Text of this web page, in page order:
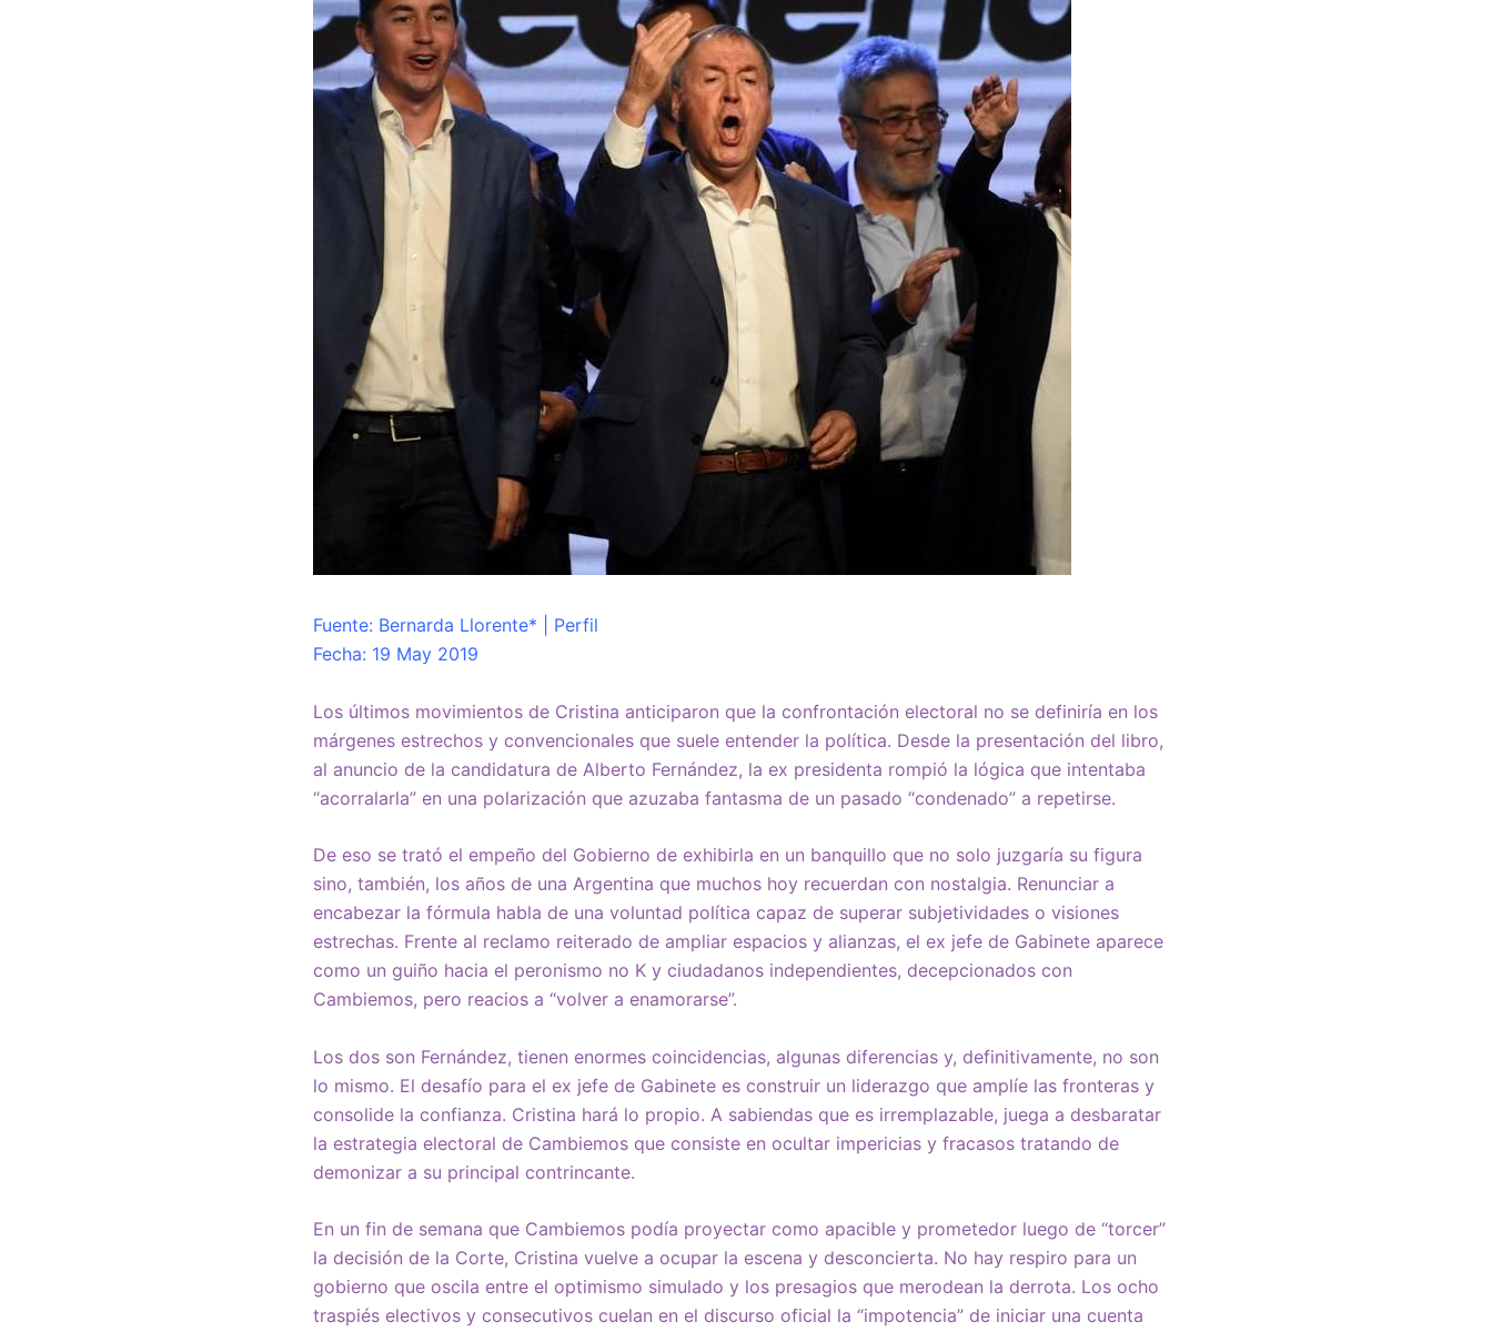
Fuente: Bernarda Llorente* | Perfil
Fecha: 19 May 2019
Los últimos movimientos de Cristina anticiparon que la confrontación electoral no se definiría en los
márgenes estrechos y convencionales que suele entender la política. Desde la presentación del libro,
al anuncio de la candidatura de Alberto Fernández, la ex presidenta rompió la lógica que intentaba
“acorralarla” en una polarización que azuzaba fantasma de un pasado “condenado” a repetirse.
De eso se trató el empeño del Gobierno de exhibirla en un banquillo que no solo juzgaría su figura
sino, también, los años de una Argentina que muchos hoy recuerdan con nostalgia. Renunciar a
encabezar la fórmula habla de una voluntad política capaz de superar subjetividades o visiones
estrechas. Frente al reclamo reiterado de ampliar espacios y alianzas, el ex jefe de Gabinete aparece
como un guiño hacia el peronismo no K y ciudadanos independientes, decepcionados con
Cambiemos, pero reacios a “volver a enamorarse”.
Los dos son Fernández, tienen enormes coincidencias, algunas diferencias y, definitivamente, no son
lo mismo. El desafío para el ex jefe de Gabinete es construir un liderazgo que amplíe las fronteras y
consolide la confianza. Cristina hará lo propio. A sabiendas que es irremplazable, juega a desbaratar
la estrategia electoral de Cambiemos que consiste en ocultar impericias y fracasos tratando de
demonizar a su principal contrincante.
En un fin de semana que Cambiemos podía proyectar como apacible y prometedor luego de “torcer”
la decisión de la Corte, Cristina vuelve a ocupar la escena y desconcierta. No hay respiro para un
gobierno que oscila entre el optimismo simulado y los presagios que merodean la derrota. Los ocho
traspiés electivos y consecutivos cuelan en el discurso oficial la “impotencia” de iniciar una cuenta